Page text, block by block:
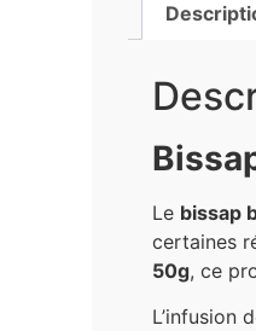
Le bissap
certaines
50g, ce
L’infusion